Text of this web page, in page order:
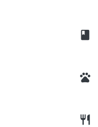
class
pets
restaurant